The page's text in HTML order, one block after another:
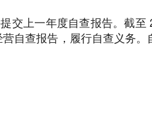
交上一年度自查报告。截至
自查报告，履行自查义务。